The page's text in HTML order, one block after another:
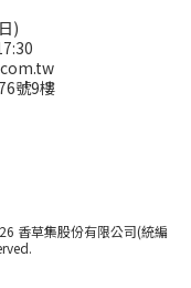
)
號9樓
香草集股份有限公司(統編